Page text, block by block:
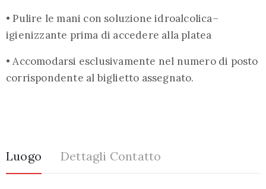
• Pulire le mani con soluzione idroalcolica–
igienizzante prima di accedere alla platea
• Accomodarsi esclusivamente nel numero di posto
corrispondente al biglietto assegnato.
Luogo Dettagli Contatto